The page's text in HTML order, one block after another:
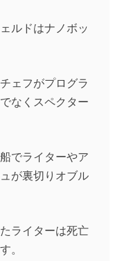
ルドはナノボッ
ェフがプログラ
なくスペクター
でライターやア
が裏切りオブル
ライターは死亡
。